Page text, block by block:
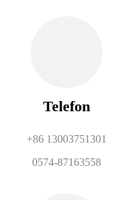
Telefon
+86 13003751301
0574-87163558